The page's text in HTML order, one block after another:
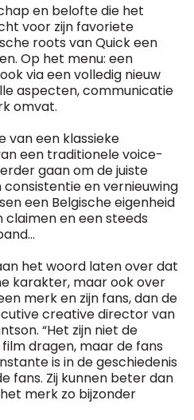
en belofte die het
voor zijn favoriete
roots van Quick een
Op het menu: een
via een volledig nieuw
aspecten, communicatie
omvat.
van een klassieke
een traditionele voice-
gaan om de juiste
en vernieuwing
een Belgische eigenheid
claimen en een steeds
het woord laten over dat
karakter, maar ook over
merk en zijn fans, dan de
creative director van
“Het zijn niet de
dragen, maar de fans
is in de geschiedenis
fans. Zij kunnen beter dan
merk zo bijzonder